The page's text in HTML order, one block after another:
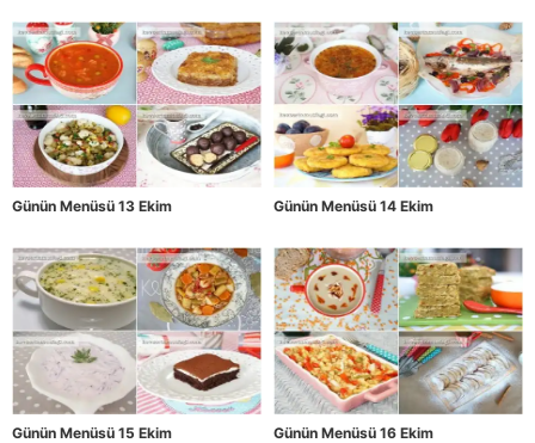
Günün Menüsü 13 Ekim Günün Menüsü 14 Ekim
Günün Menüsü 15 Ekim Günün Menüsü 16 Ekim